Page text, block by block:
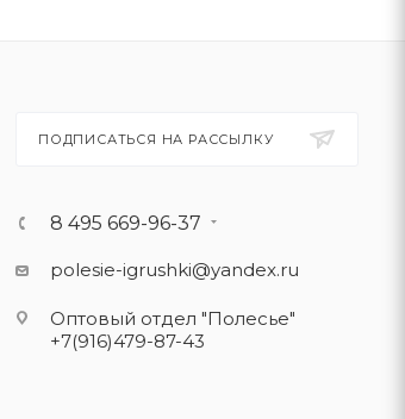
ПОДПИСАТЬСЯ НА РАССЫЛКУ
8 495 669-96-37
polesie-igrushki@yandex.ru
Оптовый отдел "Полесье"
+7(916)479-87-43